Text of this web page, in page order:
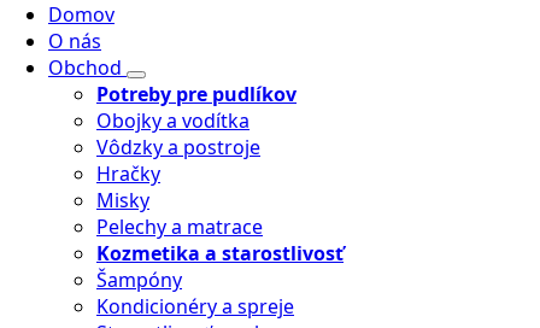
Domov
O nás
Obchod
Potreby pre pudlíkov
Obojky a vodítka
Vôdzky a postroje
Hračky
Misky
Pelechy a matrace
Kozmetika a starostlivosť
Šampóny
Kondicionéry a spreje